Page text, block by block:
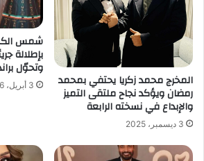
المخرج محمد زكريا يحتفي بمحمد
رمضان ويؤكد نجاح ملتقى التميز
والإبداع في نسخته الرابعة
3 ديسمبر، 2025
شمس
بإطلالة
وتحوّل
3 أبريل، 2026